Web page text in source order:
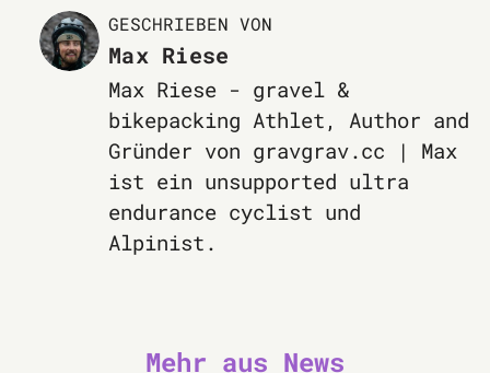
GESCHRIEBEN VON
Max Riese
Max Riese - gravel &
bikepacking Athlet, Author and
Gründer von gravgrav.cc | Max
ist ein unsupported ultra
endurance cyclist und
Alpinist.
Mehr aus News